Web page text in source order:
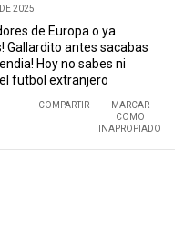
2025
de Europa o ya
Gallardito antes sacabas
Hoy no sabes ni
futbol extranjero
COMPARTIR
MARCAR
COMO
INAPROPIADO